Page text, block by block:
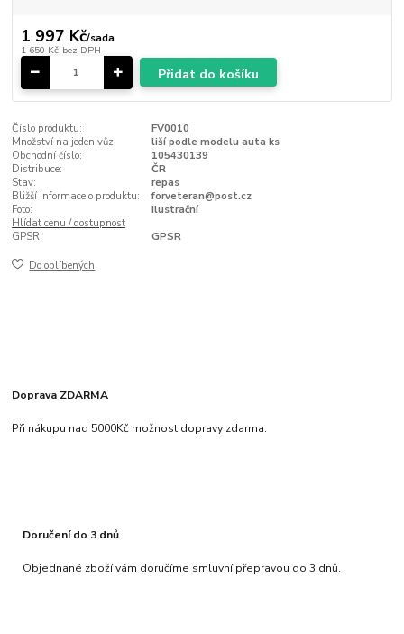
1 997 Kč/sada
1 650 Kč bez DPH
Přidat do košíku
Číslo produktu:
FV0010
Množství na jeden vůz:
liší podle modelu auta ks
Obchodní číslo:
105430139
Distribuce:
ČR
Stav:
repas
Bližší informace o produktu:
forveteran@post.cz
Foto:
ilustrační
Hlídat cenu / dostupnost
GPSR:
GPSR
Do oblíbených
Doprava ZDARMA
Při nákupu nad 5000Kč možnost dopravy zdarma.
Doručení do 3 dnů
Objednané zboží vám doručíme smluvní přepravou do 3 dnů.